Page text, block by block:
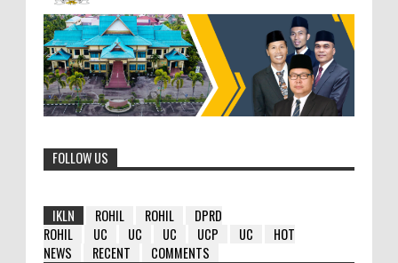
FOLLOW US
IKLN ROHIL ROHIL
DPRD
ROHIL
UC UC UC UCP UC
HOT
NEWS
RECENT COMMENTS